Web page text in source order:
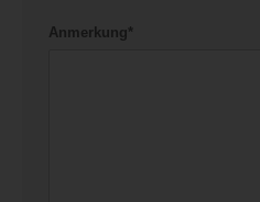
Anmerkung*